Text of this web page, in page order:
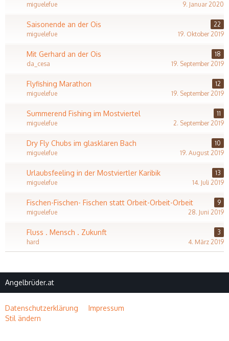
Angelbrüder.at
miguelefue
9. Januar 2020
Saisonende an der Ois
22
miguelefue
19. Oktober 2019
Mit Gerhard an der Ois
18
da_cesa
19. September 2019
Flyfishing Marathon
12
miguelefue
19. September 2019
Summerend Fishing im Mostviertel
11
miguelefue
2. September 2019
Dry Fly Chubs im glasklaren Bach
10
miguelefue
19. August 2019
Urlaubsfeeling in der Mostviertler Karibik
13
miguelefue
14. Juli 2019
Fischen-Fischen- Fischen statt Orbeit-Orbeit-Orbeit
9
miguelefue
28. Juni 2019
Fluss . Mensch . Zukunft
3
hard
4. März 2019
Stil ändern
Datenschutzerklärung Impressum